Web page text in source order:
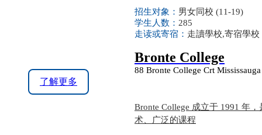
招生对象： 男女同校 (11-19)
学生人数： 285
走读或寄宿： 走讀學校,寄宿學校
了解更多
Bronte College
88 Bronte College Crt
Bronte College 成立于 1991 年
术、广泛的课程